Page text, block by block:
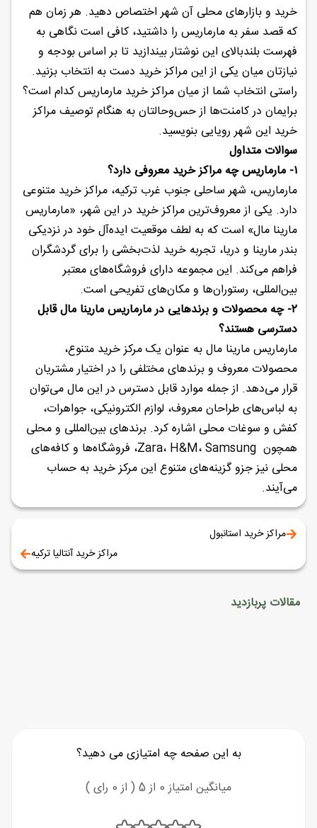
خرید و بازارهای محلی آن شهر اختصاص دهید. هر زمان هم
که قصد سفر به مارماریس را داشتید، کافی است نگاهی به
فهرست بلندبالای این نوشتار بیندازید تا بر اساس بودجه و
نیازتان میان یکی از این مراکز خرید دست به انتخاب بزنید.
راستی انتخاب شما از میان مراکز خرید مارماریس کدام است؟
برایمان در کامنت‌ها از حس‌وحالتان به هنگام توصیف مراکز
خرید این شهر رویایی بنویسید.
سوالات متداول
۱- مارماریس چه مراکز خرید معروفی دارد؟
مارماریس، شهر ساحلی جنوب غرب ترکیه، مراکز خرید متنوعی
دارد. یکی از معروف‌ترین مراکز خرید در این شهر، «مارماریس
مارینا مال» است که به لطف موقعیت ایده‌آل خود در نزدیکی
بندر مارینا و دریا، تجربه خرید لذت‌بخشی را برای گردشگران
فراهم می‌کند. این مجموعه دارای فروشگاه‌های معتبر
بین‌المللی، رستوران‌ها و مکان‌های تفریحی است.
۲- چه محصولات و برندهایی در مارماریس مارینا مال قابل
دسترسی هستند؟
مارماریس مارینا مال به عنوان یک مرکز خرید متنوع،
محصولات معروف و برندهای مختلفی را در اختیار مشتریان
قرار می‌دهد. از جمله موارد قابل دسترس در این مال می‌توان
به لباس‌های طراحان معروف، لوازم الکترونیکی، جواهرات،
کفش و سوغات محلی اشاره کرد. برندهای بین‌المللی و محلی
همچون Zara، H&M، Samsung، فروشگاه‌ها و کافه‌های
محلی نیز جزو گزینه‌های متنوع این مرکز خرید به حساب
می‌آیند.
مراکز خرید استانبول
مراکز خرید آنتالیا ترکیه
مقالات پربازدید
به این صفحه چه امتیازی می دهید؟
میانگین امتیاز 0 از 5 ( از 0 رای )